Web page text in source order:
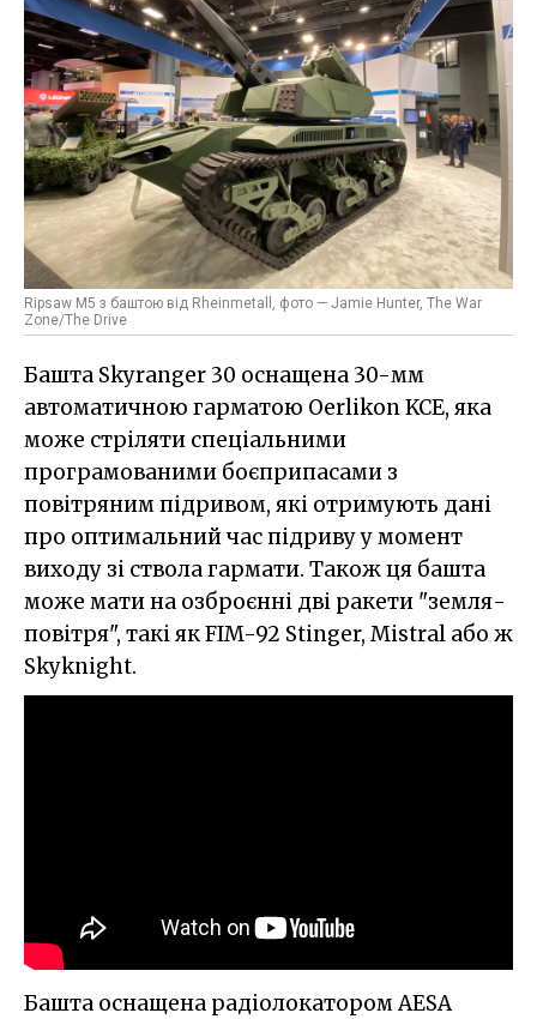
Ripsaw M5 з баштою від Rheinmetall, фото — Jamie Hunter, The War
Zone/The Drive
Башта Skyranger 30 оснащена 30-мм
автоматичною гарматою Oerlikon KCE, яка
може стріляти спеціальними
програмованими боєприпасами з
повітряним підривом, які отримують дані
про оптимальний час підриву у момент
виходу зі ствола гармати. Також ця башта
може мати на озброєнні дві ракети "земля-
повітря", такі як FIM-92 Stinger, Mistral або ж
Skyknight.
Башта оснащена радіолокатором AESA